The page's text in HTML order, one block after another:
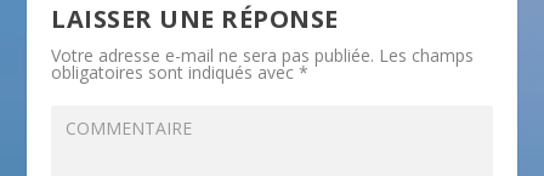
LAISSER UNE RÉPONSE
Votre adresse e-mail ne sera pas publiée. Les champs
obligatoires sont indiqués avec*